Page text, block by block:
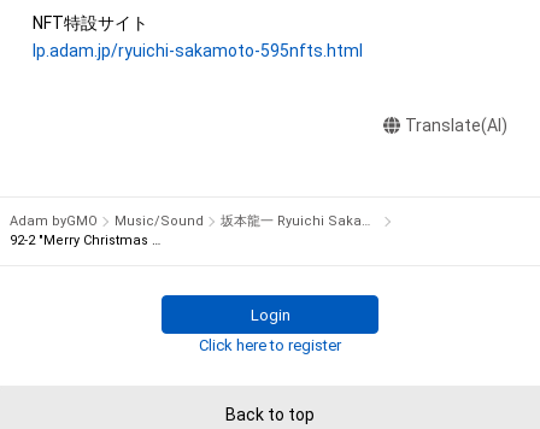
one by one and converted into a unique NFT.
note is numbered for each bar, composing a total of 595
There is only one item for each note in the world, being the
first NFT by Ryuichi Sakamoto.
Furthermore, the owners of this collectible NFT item can join
the auction for “NFT for the rights to obtain “Merry
Christmas Mr. Lawrence” by Ryuichi Sakamoto handwritten
buyer benefit for this NFT is the limited download link for WAV
ースエンジニアリングを含みますが、これらに限りません。)を
行うことはできません。
瑕疵（安全性、信頼性、正確性、完全性、有効性、特定の目的への
ることを保証するものでなく、当該瑕疵又は購入者等が使用す
るコンピューター、回線、ソフトウェア若しくはプラットフォー
ないものとします。また当社は、本サービスに関して、購入者等
と第三者との間において生じた取引、連絡または紛争等につい
て一切責任を負わないものとします。
責が制限される場合、株式会社幻冬舎の責任は、債務不履行また
lp.adam.jp/ryuichi-sakamoto-595nfts.html
Translate(AI)
Adam byGMO Music/Sound
坂本龍一 Ryuichi Sakamoto
92-2 "Merry Christmas Mr. Lawrence" Ryuichi Sakamoto 坂本 龍一
Login
Click here to register
Back to top